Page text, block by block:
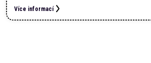
Více informací